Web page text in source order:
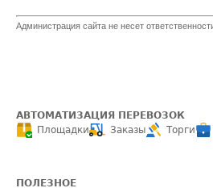
Администрация сайта не несет
АВТОМАТИЗАЦИЯ ПЕРЕВОЗОК
Площадки
Заказы Торги
ПОЛЕЗНОЕ